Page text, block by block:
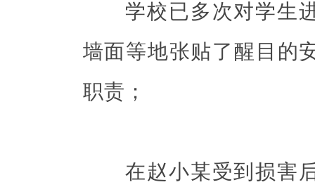
学校已多次对学生进
墙面等地张贴了醒目的
职责；
在赵小某受到损害后